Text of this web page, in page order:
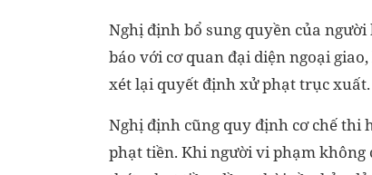
Nghị định bổ sung quyền của
báo với cơ quan đại diện ngoại
xét lại quyết định xử phạt trục xuất.
Nghị định cũng quy định cơ chế
phạt tiền. Khi người vi phạm